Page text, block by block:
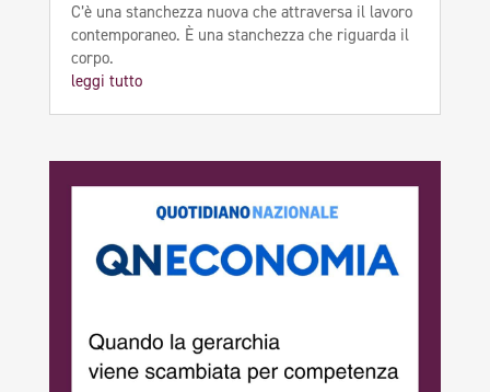
C’è una stanchezza nuova che attraversa il lavoro
contemporaneo. È una stanchezza che riguarda il
corpo.
leggi tutto